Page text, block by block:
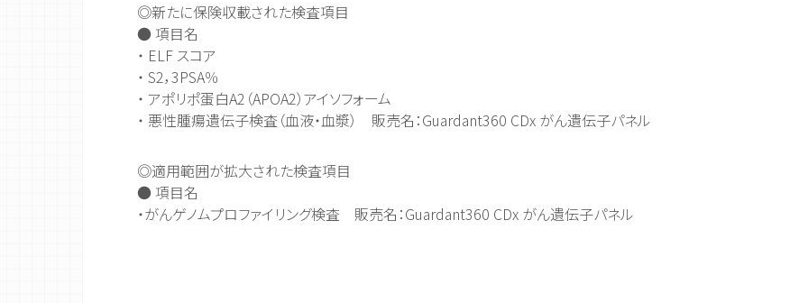
◎新たに保険収載された検査項目
● 項目名
・ ELF スコア
・ S2，3PSA％
・ アポリポ蛋白A2（APOA2）アイソフォーム
・ 悪性腫瘍遺伝子検査（血液・血漿） 販売名：Guardant360 CDx がん遺伝子パネル
◎適用範囲が拡大された検査項目
● 項目名
・がんゲノムプロファイリング検査 販売名：Guardant360 CDx がん遺伝子パネル